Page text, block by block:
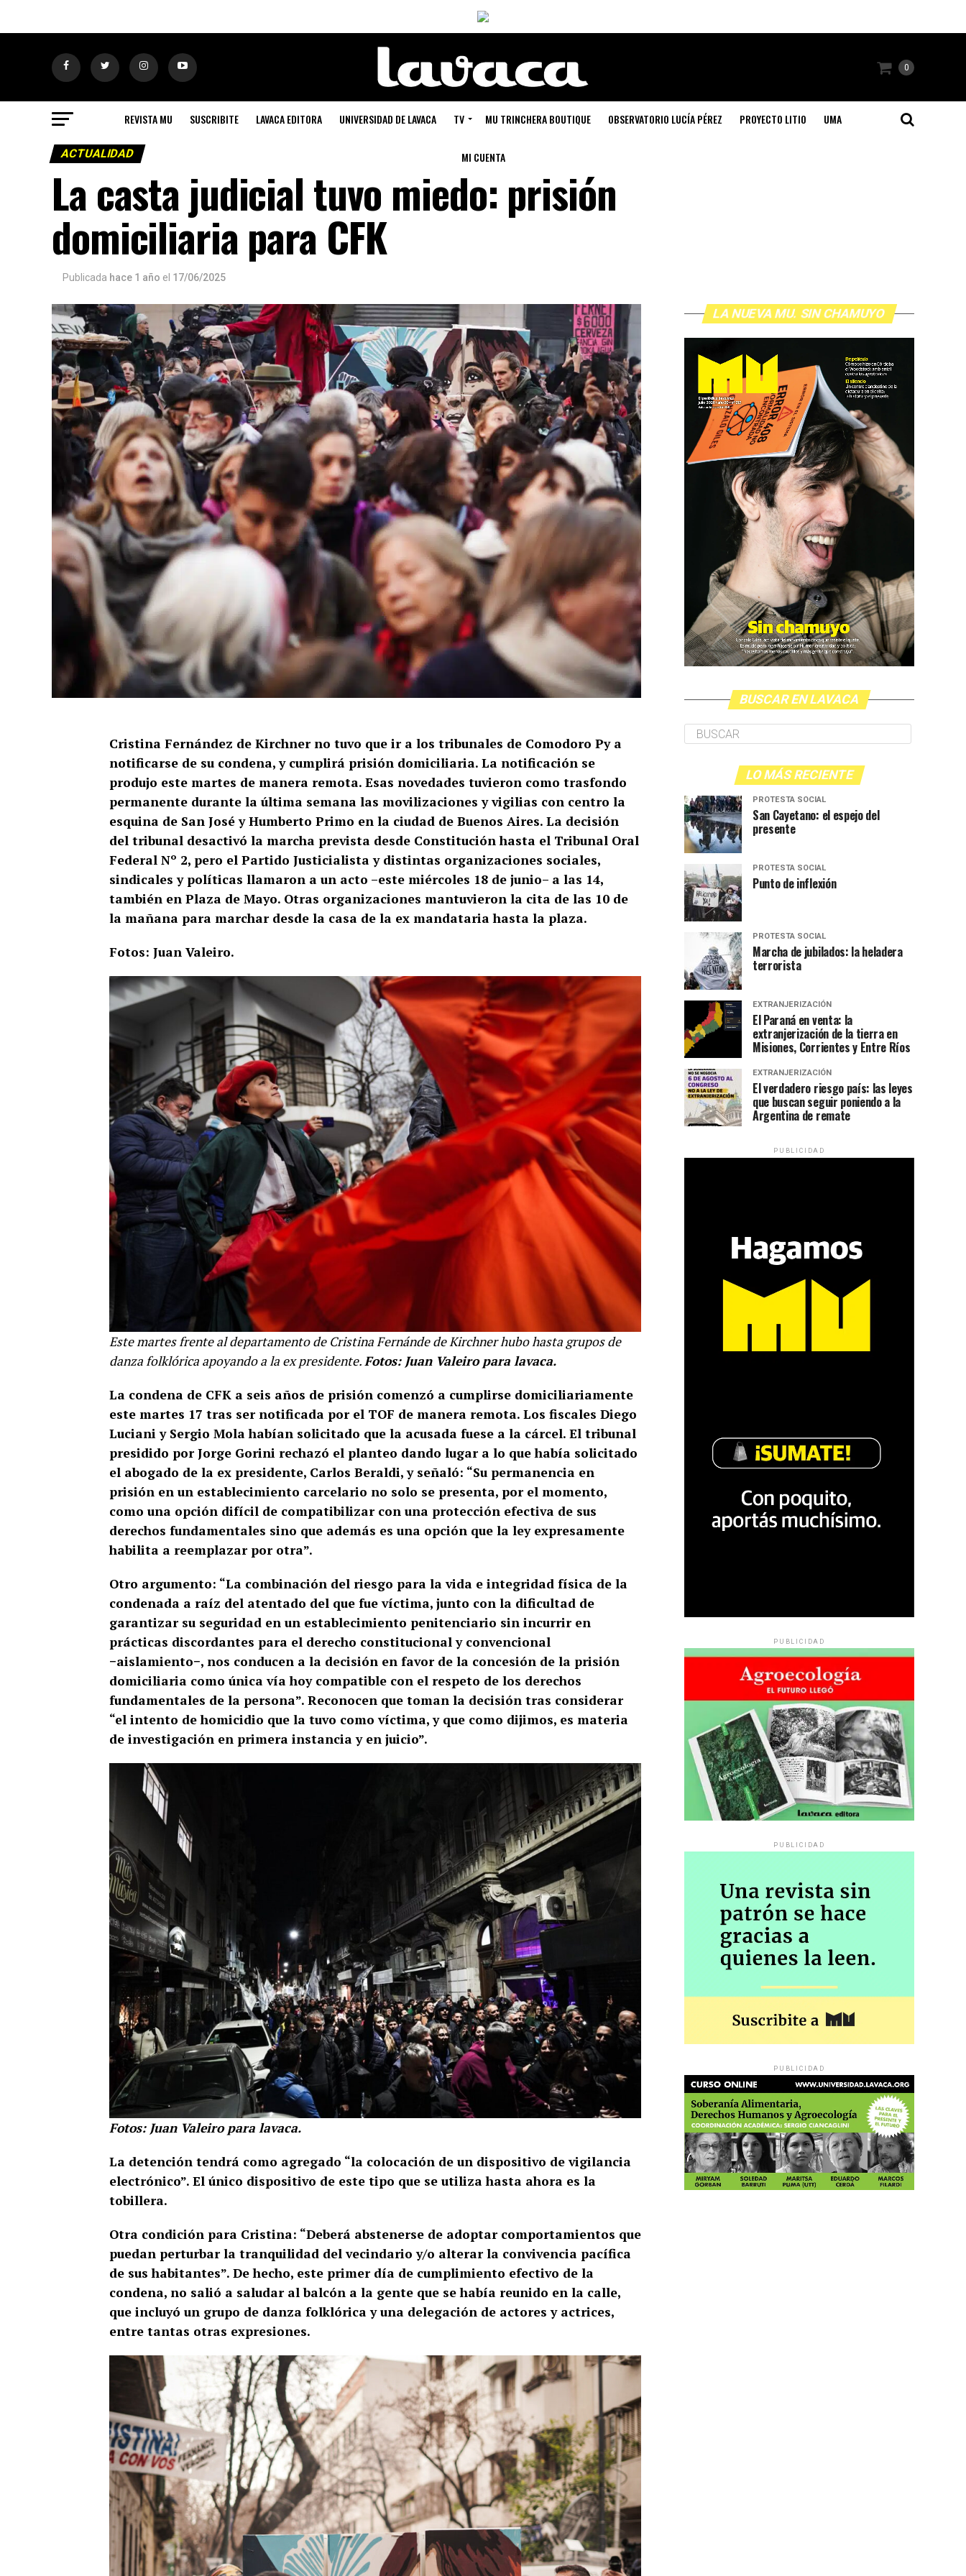
0
REVISTA MU SUSCRIBITE LAVACA EDITORA UNIVERSIDAD DE LAVACA TV MU TRINCHERA BOUTIQUE OBSERVATORIO LUCÍA PÉREZ PROYECTO LITIO UMA
MI CUENTA
ACTUALIDAD
La casta judicial tuvo miedo: prisión
domiciliaria para CFK
Publicada hace 1 año el 17/06/2025
Cristina Fernández de Kirchner no tuvo que ir a los tribunales de Comodoro Py a
notificarse de su condena, y cumplirá prisión domiciliaria. La notificación se
produjo este martes de manera remota. Esas novedades tuvieron como trasfondo
permanente durante la última semana las movilizaciones y vigilias con centro la
esquina de San José y Humberto Primo en la ciudad de Buenos Aires. La decisión
del tribunal desactivó la marcha prevista desde Constitución hasta el Tribunal Oral
Federal Nº 2, pero el Partido Justicialista y distintas organizaciones sociales,
sindicales y políticas llamaron a un acto –este miércoles 18 de junio– a las 14,
también en Plaza de Mayo. Otras organizaciones mantuvieron la cita de las 10 de
la mañana para marchar desde la casa de la ex mandataria hasta la plaza.
Fotos: Juan Valeiro.
Este martes frente al departamento de Cristina Fernánde de Kirchner hubo hasta grupos de
danza folklórica apoyando a la ex presidente.Fotos: Juan Valeiro para lavaca.
La condena de CFK a seis años de prisión comenzó a cumplirse domiciliariamente
este martes 17 tras ser notificada por el TOF de manera remota. Los fiscales Diego
Luciani y Sergio Mola habían solicitado que la acusada fuese a la cárcel. El tribunal
presidido por Jorge Gorini rechazó el planteo dando lugar a lo que había solicitado
el abogado de la ex presidente, Carlos Beraldi, y señaló: “Su permanencia en
prisión en un establecimiento carcelario no solo se presenta, por el momento,
como una opción difícil de compatibilizar con una protección efectiva de sus
derechos fundamentales sino que además es una opción que la ley expresamente
habilita a reemplazar por otra”.
Otro argumento: “La combinación del riesgo para la vida e integridad física de la
condenada a raíz del atentado del que fue víctima, junto con la dificultad de
garantizar su seguridad en un establecimiento penitenciario sin incurrir en
prácticas discordantes para el derecho constitucional y convencional
−aislamiento−, nos conducen a la decisión en favor de la concesión de la prisión
domiciliaria como única vía hoy compatible con el respeto de los derechos
fundamentales de la persona”. Reconocen que toman la decisión tras considerar
“el intento de homicidio que la tuvo como víctima, y que como dijimos, es materia
de investigación en primera instancia y en juicio”.
Fotos: Juan Valeiro para lavaca.
La detención tendrá como agregado “la colocación de un dispositivo de vigilancia
electrónico”. El único dispositivo de este tipo que se utiliza hasta ahora es la
tobillera.
Otra condición para Cristina: “Deberá abstenerse de adoptar comportamientos que
puedan perturbar la tranquilidad del vecindario y/o alterar la convivencia pacífica
de sus habitantes”. De hecho, este primer día de cumplimiento efectivo de la
condena, no salió a saludar al balcón a la gente que se había reunido en la calle,
que incluyó un grupo de danza folklórica y una delegación de actores y actrices,
entre tantas otras expresiones.
LA NUEVA MU. SIN CHAMUYO
BUSCAR EN LAVACA
LO MÁS RECIENTE
PROTESTA SOCIAL
San Cayetano: el espejo del
presente
PROTESTA SOCIAL
Punto de inflexión
PROTESTA SOCIAL
Marcha de jubilados: la heladera
terrorista
EXTRANJERIZACIÓN
El Paraná en venta: la
extranjerización de la tierra en
Misiones, Corrientes y Entre Ríos
EXTRANJERIZACIÓN
El verdadero riesgo país: las leyes
que buscan seguir poniendo a la
Argentina de remate
PUBLICIDAD
PUBLICIDAD
PUBLICIDAD
PUBLICIDAD